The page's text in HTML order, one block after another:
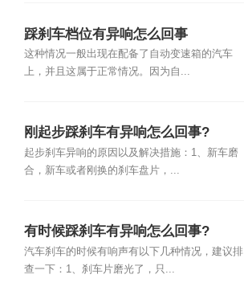
踩刹车档位有异响怎么回事
这种情况一般出现在配备了自动变速箱的汽车
上，并且这属于正常情况。因为自...
刚起步踩刹车有异响怎么回事?
起步刹车异响的原因以及解决措施：1、新车磨
合，新车或者刚换的刹车盘片，...
有时候踩刹车有异响怎么回事?
汽车刹车的时候有响声有以下几种情况，建议排
查一下：1、刹车片磨光了，只...